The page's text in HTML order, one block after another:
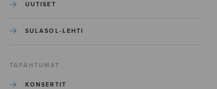
UUTISET
SULASOL-LEHTI
TAPAHTUMAT
KONSERTIT